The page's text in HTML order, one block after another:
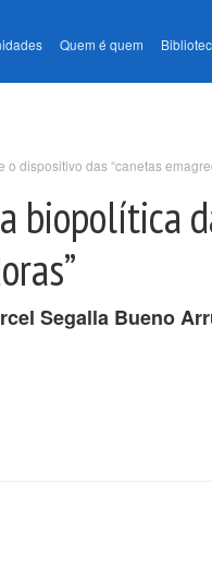
Quem é quem
dispositivo das “canetas
biopolítica
Segalla Bueno